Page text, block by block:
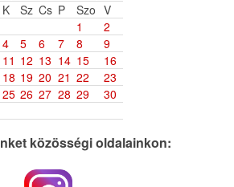
K Sz Cs P Szo V
1
2
4 5 6 7 8
9
11 12 13 14 15
16
18 19 20 21 22
23
25 26 27 28 29
30
közösségi oldalainkon: